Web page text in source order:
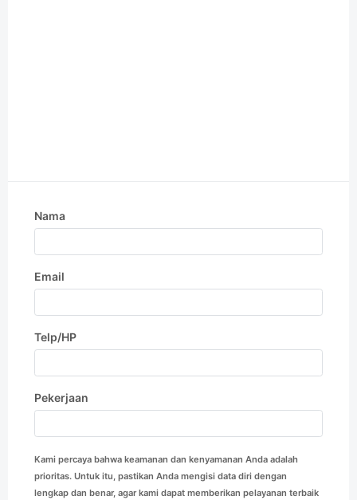
Nama
Email
Telp/HP
Pekerjaan
Kami percaya bahwa keamanan dan kenyamanan Anda adalah
prioritas. Untuk itu, pastikan Anda mengisi data diri dengan
lengkap dan benar, agar kami dapat memberikan pelayanan terbaik